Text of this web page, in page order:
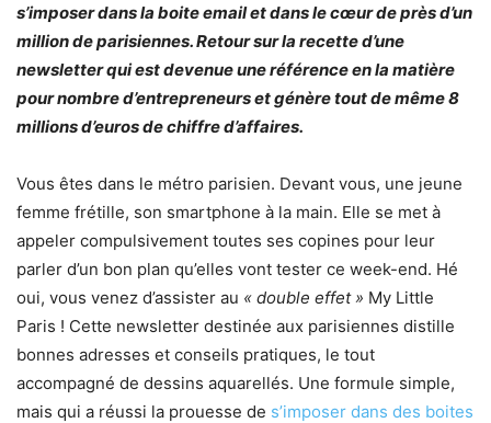
s’imposer dans la boite email et dans le cœur de près d’un
million de parisiennes. Retour sur la recette d’une
newsletter qui est devenue une référence en la matière
pour nombre d’entrepreneurs et génère tout de même 8
millions d’euros de chiffre d’affaires.
Vous êtes dans le métro parisien. Devant vous, une jeune
femme frétille, son smartphone à la main. Elle se met à
appeler compulsivement toutes ses copines pour leur
parler d’un bon plan qu’elles vont tester ce week-end. Hé
oui, vous venez d’assister au « double effet » My Little
Paris ! Cette newsletter destinée aux parisiennes distille
bonnes adresses et conseils pratiques, le tout
accompagné de dessins aquarellés. Une formule simple,
mais qui a réussi la prouesse de s’imposer dans des boites